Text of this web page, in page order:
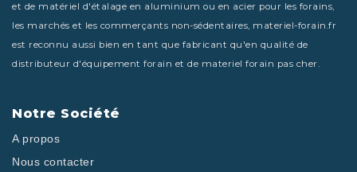
et de matériel d'étalage en aluminium ou en acier pour les forains,
les marchés et les commerçants non-sédentaires, materiel-forain.fr
est reconnu aussi bien en tant que fabricant qu'en qualité de
distributeur d'équipement forain et de materiel forain pas cher.
Notre Société
A propos
Nous contacter